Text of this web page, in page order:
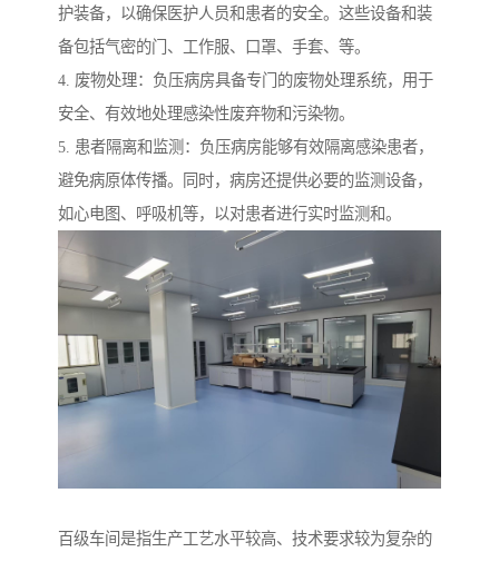
护装备，以确保医护人员和患者的安全。这些设备和装
备包括气密的门、工作服、口罩、手套、等。
4. 废物处理：负压病房具备专门的废物处理系统，用于
安全、有效地处理感染性废弃物和污染物。
5. 患者隔离和监测：负压病房能够有效隔离感染患者，
避免病原体传播。同时，病房还提供必要的监测设备，
如心电图、呼吸机等，以对患者进行实时监测和。
百级车间是指生产工艺水平较高、技术要求较为复杂的